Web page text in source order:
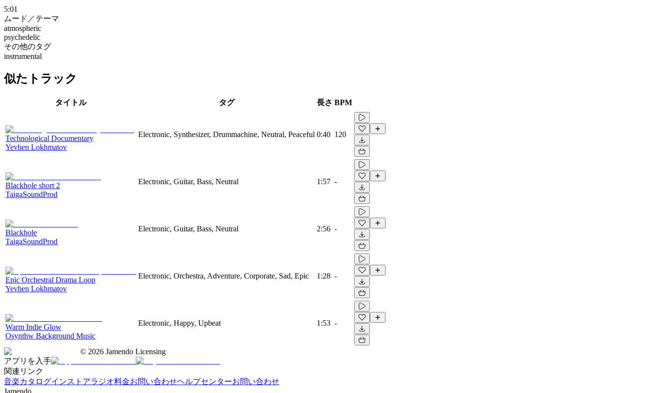
5:01
ムード／テーマ
atmospheric
psychedelic
その他のタグ
instrumental
似たトラック
タイトル タグ 長さ BPM
Technological Documentary
Yevhen Lokhmatov
Electronic, Synthesizer, Drummachine, Neutral, Peaceful 0:40 120
Blackhole short 2
TaigaSoundProd
Electronic, Guitar, Bass, Neutral 1:57 -
Blackhole
TaigaSoundProd
Electronic, Guitar, Bass, Neutral 2:56 -
Epic Orchestral Drama Loop
Yevhen Lokhmatov
Electronic, Orchestra, Adventure, Corporate, Sad, Epic 1:28 -
Warm Indie Glow
Osynthw Background Music
Electronic, Happy, Upbeat 1:53 -
© 2026 Jamendo Licensing
アプリを入手
関連リンク
音楽カタログインストアラジオ料金お問い合わせヘルプセンターお問い合わせ
Jamendo